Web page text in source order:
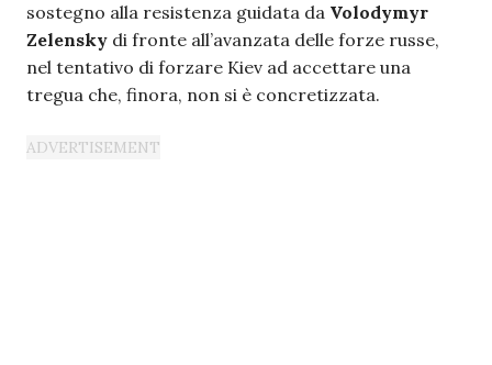
sostegno alla resistenza guidata da Volodymyr
Zelensky di fronte all’avanzata delle forze russe,
nel tentativo di forzare Kiev ad accettare una
tregua che, finora, non si è concretizzata.